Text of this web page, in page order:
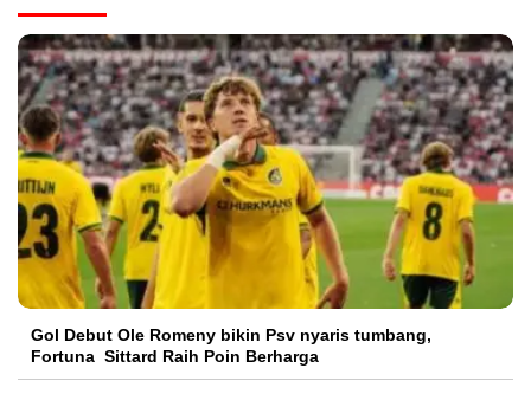
Gol Debut Ole Romeny bikin Psv nyaris tumbang,
Fortuna Sittard Raih Poin Berharga